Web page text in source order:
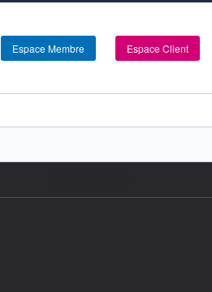
Espace Membre Espace Client